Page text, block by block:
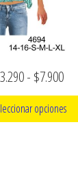
3.290- $7.900
de
opciones